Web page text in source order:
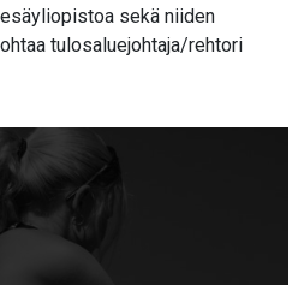
sekä niiden
tulosaluejohtaja/rehtori